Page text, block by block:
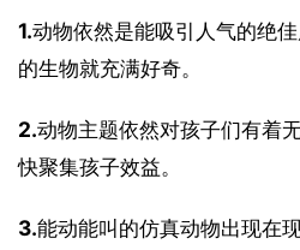
1.动物依然是能吸引人气的绝
的生物就充满好奇。
2.动物主题依然对孩子们有着
快聚集孩子效益。
3.能动能叫的仿真动物出现在